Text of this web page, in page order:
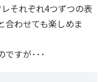
それぞれ4つずつの表
合わせても楽しめま
ですが･･･